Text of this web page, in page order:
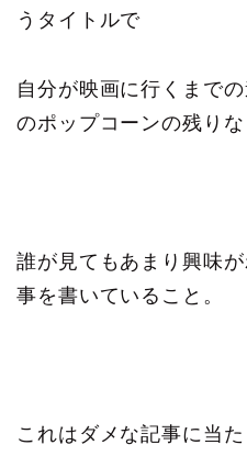
うタイトルで
自分が映画に行くまで
のポップコーンの残りな
誰が見てもあまり興味
事を書いていること。
これはダメな記事に当